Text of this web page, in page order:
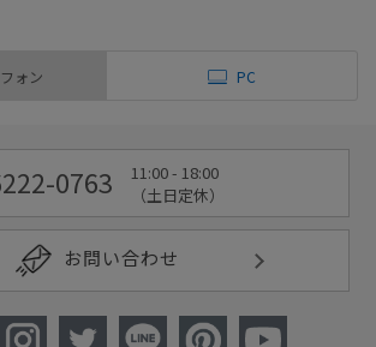
ォン PC
0763
11:00 - 18:00
（土日定休）
お問い合わせ